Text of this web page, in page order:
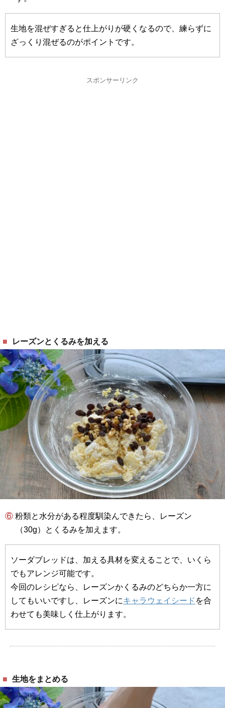
生地を混ぜすぎると仕上がりが硬くなるので、練らずに
ざっくり混ぜるのがポイントです。
スポンサーリンク
レーズンとくるみを加える
⑥ 粉類と水分がある程度馴染んできたら、レーズン
（30g）とくるみを加えます。
ソーダブレッドは、加える具材を変えることで、いくら
でもアレンジ可能です。
今回のレシピなら、レーズンかくるみのどちらか一方に
してもいいですし、レーズンにキャラウェイシード を合
わせても美味しく仕上がります。
生地をまとめる